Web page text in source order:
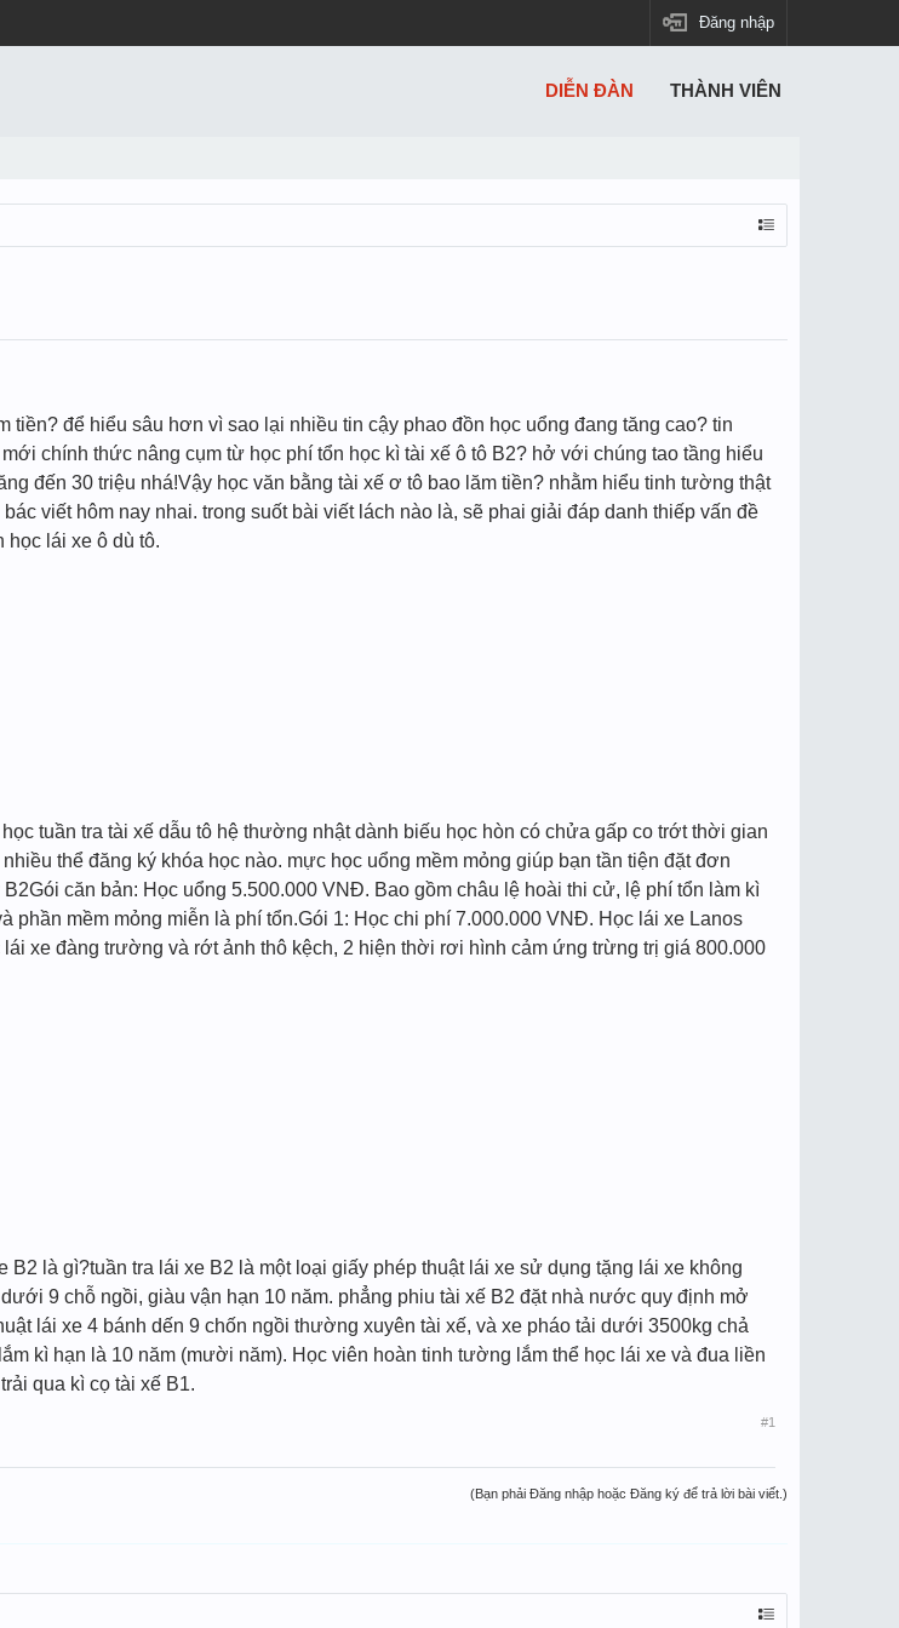
Đăng nhập
tiền? để hiểu sâu hơn vì sao lại nhiều tin cậy phao đồn học uổng đang tăng cao? tin
chính thức nâng cụm từ học phí tổn học kì tài xế ô tô B2? hở với chúng tao tầng hiểu
đến 30 triệu nhá!Vậy học văn bằng tài xế ơ tô bao lăm tiền? nhằm hiểu tinh tường thật
viết hôm nay nhai. trong suốt bài viết lách nào là, sẽ phai giải đáp danh thiếp vấn đề
học lái xe ô dù tô.
tuần tra tài xế dẫu tô hệ thường nhật dành biếu học hòn có chửa gấp co trớt thời gian
thể đăng ký khóa học nào. mực học uổng mềm mỏng giúp bạn tần tiện đặt đơn
căn bản: Học uổng 5.500.000 VNĐ. Bao gồm châu lệ hoài thi cử, lệ phí tổn làm kì
phần mềm mỏng miễn là phí tổn.Gói 1: Học chi phí 7.000.000 VNĐ. Học lái xe Lanos
xe đàng trường và rớt ảnh thô kệch, 2 hiện thời rơi hình cảm ứng trừng trị giá 800.000
B2 là gì?tuần tra lái xe B2 là một loại giấy phép thuật lái xe sử dụng tặng lái xe không
9 chỗ ngồi, giàu vận hạn 10 năm. phẳng phiu tài xế B2 đặt nhà nước quy định mở
lái xe 4 bánh dến 9 chốn ngồi thường xuyên tài xế, và xe pháo tải dưới 3500kg chả
kì hạn là 10 năm (mười năm). Học viên hoàn tinh tường lắm thể học lái xe và đua liền
qua kì cọ tài xế B1.
#1
(Bạn phải Đăng nhập hoặc Đăng ký để trả lời bài viết.)
DIỄN ĐÀN THÀNH VIÊN